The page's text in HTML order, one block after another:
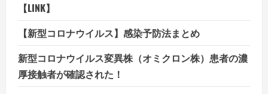
【LINK】
【新型コロナウイルス】感染予防法まとめ
新型コロナウイルス変異株（オミクロン株）患者の濃
厚接触者が確認された！